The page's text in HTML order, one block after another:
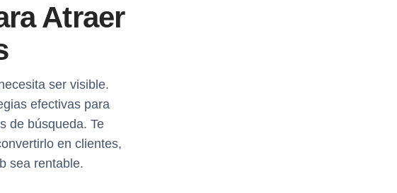
Atraer
ser visible.
efectivas para
de búsqueda. Te
en clientes,
sea rentable.